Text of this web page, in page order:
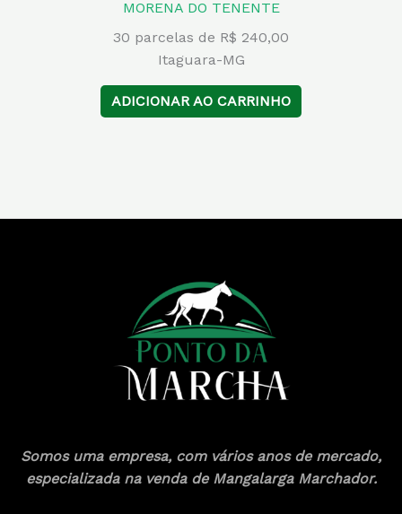
MORENA DO TENENTE
30 parcelas de R$ 240,00
Itaguara-MG
ADICIONAR AO CARRINHO
Somos uma empresa, com vários anos de mercado,
especializada na venda de Mangalarga Marchador.